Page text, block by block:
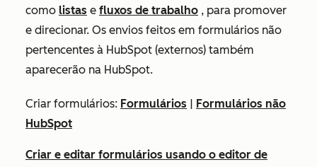
como listas e fluxos de trabalho , para promover
e direcionar. Os envios feitos em formulários não
pertencentes à HubSpot (externos) também
aparecerão na HubSpot.
Criar formulários: Formulários | Formulários não
HubSpot
Criar e editar formulários usando o editor de